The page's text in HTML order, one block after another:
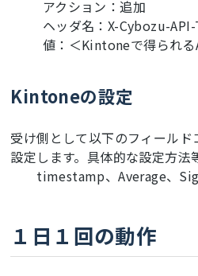
アクション：追加
ヘッダ名：X-Cybozu-
値：＜Kintoneで得られる
Kintoneの設定
受け側として以下のフィール
設定します。具体的な設定方法
timestamp、Average、
１日１回の動作